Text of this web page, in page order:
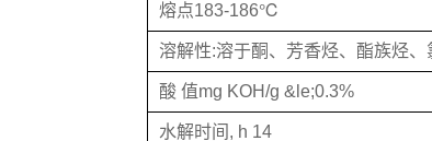
熔点183-186℃
溶解性:溶于酮、芳香烃、酯族烃
酸 值mg KOH/g &le;0.3%
水解时间, h 14